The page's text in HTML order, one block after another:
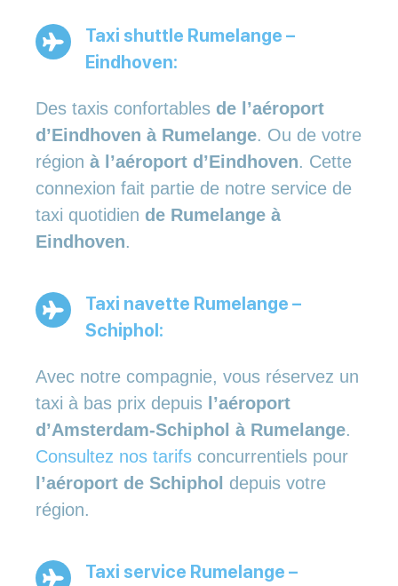
Taxi shuttle Rumelange –
Eindhoven:
Des taxis confortables de l’aéroport
d’Eindhoven à Rumelange. Ou de votre
région à l’aéroport d’Eindhoven. Cette
connexion fait partie de notre service de
taxi quotidien de Rumelange à
Eindhoven.
Taxi navette Rumelange –
Schiphol:
Avec notre compagnie, vous réservez un
taxi à bas prix depuis l’aéroport
d’Amsterdam-Schiphol à Rumelange.
Consultez nos tarifs concurrentiels pour
l’aéroport de Schiphol depuis votre
région.
Taxi service Rumelange –